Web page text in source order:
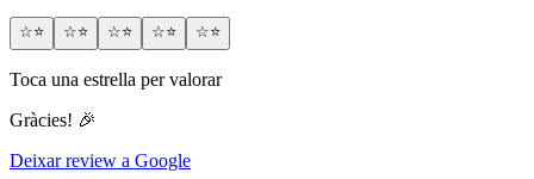
☆⭐ ☆⭐ ☆⭐ ☆⭐ ☆⭐
Toca una estrella per valorar
Gràcies! 🎉
Deixar review a Google